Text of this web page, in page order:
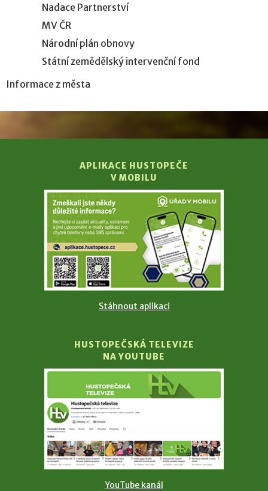
Nadace Partnerství
MV ČR
Národní plán obnovy
Státní zemědělský intervenční fond
Informace z města
APLIKACE HUSTOPEČE
V MOBILU
Stáhnout aplikaci
HUSTOPEČSKÁ TELEVIZE
NA YOUTUBE
YouTube kanál